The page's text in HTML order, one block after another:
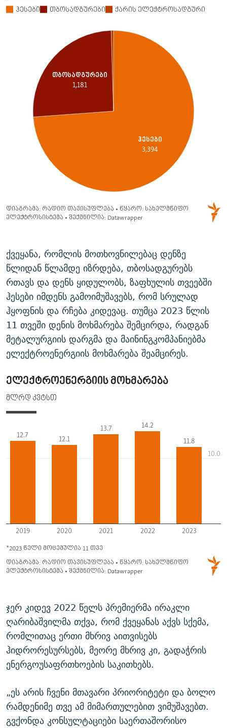
ქვეყანა, რომლის მოთხოვნილებაც დენზე
წლიდან წლამდე იზრდება, თბოსადგურებს
რთავს და დენს ყიდულობს, ზაფხულის თვეებში
ჰესები იმდენს გამოიმუშავებს, რომ სრულად
ჰყოფნის და რჩება კიდევაც. თუმცა 2023 წლის
11 თვეში დენის მოხმარება შემცირდა, რადგან
მეტალურგიის დარგმა და მაინინგკომპანიებმა
ელექტროენერგიის მოხმარება შეამცირეს.
ჯერ კიდევ 2022 წელს პრემიერმა ირაკლი
ღარიბაშვილმა თქვა, რომ ქვეყანას აქვს სქემა,
რომლითაც ერთი მხრივ აითვისებს
ჰიდრორესურსებს, მეორე მხრივ კი, გადაჭრის
ენერგოუსაფრთხოების საკითხებს.
„ეს არის ჩვენი მთავარი პრიორიტეტი და ბოლო
რამდენიმე თვე ამ მიმართულებით ვიმუშავებთ.
გვქონდა კონსულტაციები საერთაშორისო